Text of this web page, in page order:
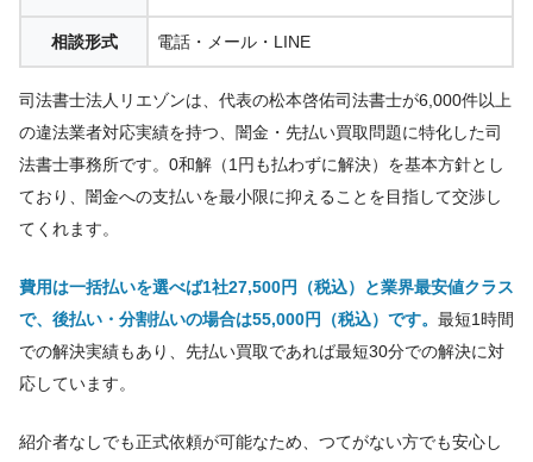
相談形式 電話・メール・LINE
司法書士法人リエゾンは、代表の松本啓佑司法書士が6,000件以上
の違法業者対応実績を持つ、闇金・先払い買取問題に特化した司
法書士事務所です。0和解（1円も払わずに解決）を基本方針とし
ており、闇金への支払いを最小限に抑えることを目指して交渉し
てくれます。
費用は一括払いを選べば1社27,500円（税込）と業界最安値クラス
で、後払い・分割払いの場合は55,000円（税込）です。 最短1時間
での解決実績もあり、先払い買取であれば最短30分での解決に対
応しています。
紹介者なしでも正式依頼が可能なため、つてがない方でも安心し